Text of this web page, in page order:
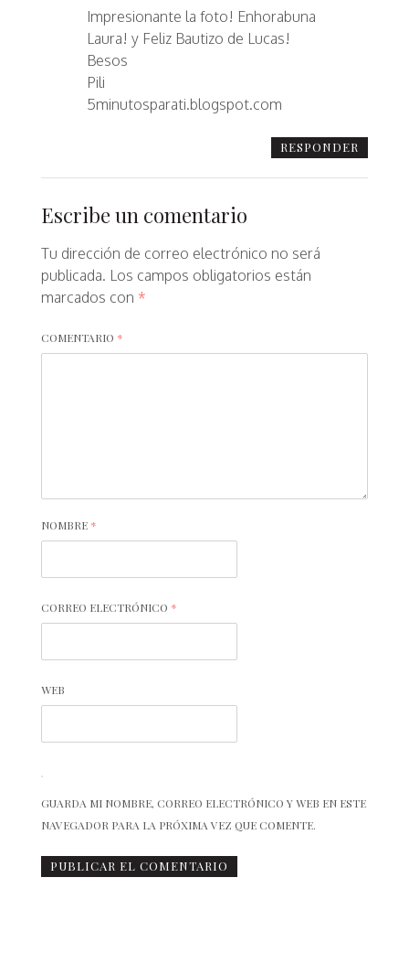
Impresionante la foto! Enhorabuna
Laura! y Feliz Bautizo de Lucas!
Besos
Pili
5minutosparati.blogspot.com
RESPONDER
Escribe un comentario
Tu dirección de correo electrónico no será
publicada. Los campos obligatorios están
marcados con *
COMENTARIO *
NOMBRE *
CORREO ELECTRÓNICO *
WEB
GUARDA MI NOMBRE, CORREO ELECTRÓNICO Y WEB EN ESTE
NAVEGADOR PARA LA PRÓXIMA VEZ QUE COMENTE.